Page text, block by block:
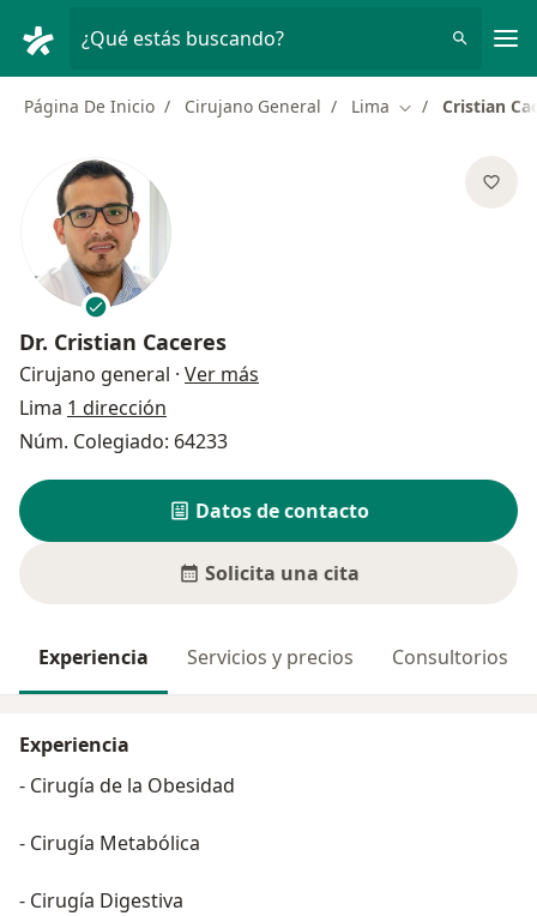
¿Qué estás buscando?
Página De Inicio Cirujano General Lima Cambiar de
Cristian
Dr. Cristian Caceres
Cirujano general · Ver más
Lima 1 dirección
Núm. Colegiado: 64233
Datos de contacto
Solicita una cita
Experiencia Servicios y precios Consultorios
Experiencia
- Cirugía de la Obesidad
- Cirugía Metabólica
- Cirugía Digestiva